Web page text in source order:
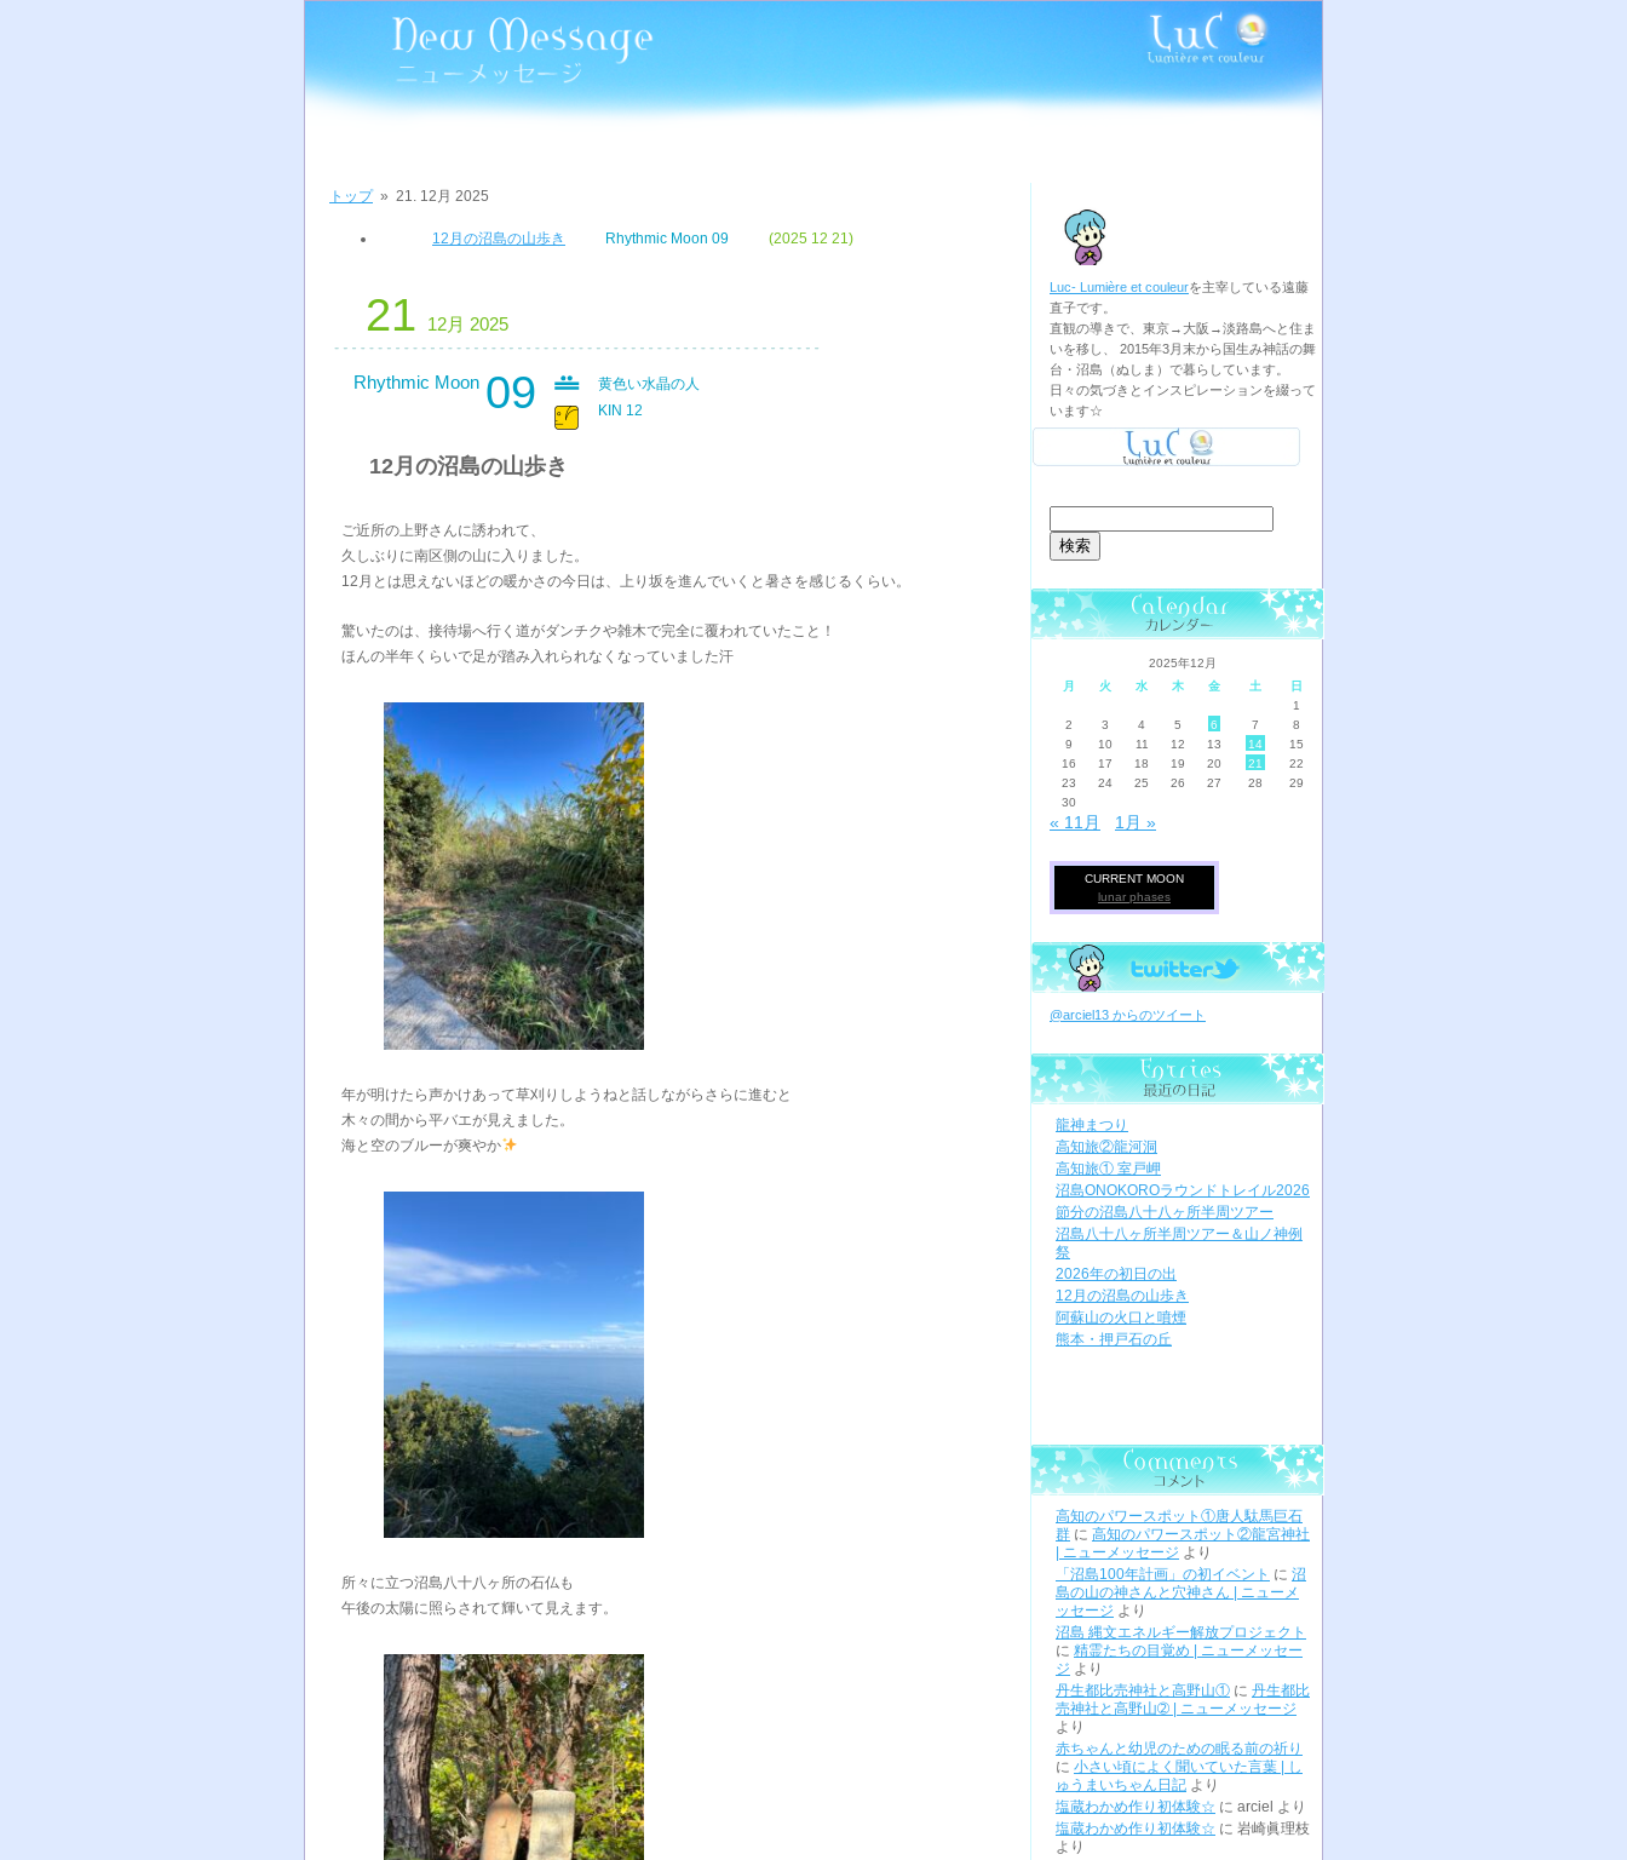
トップ» 21. 12月 2025
12月の沼島の山歩き Rhythmic Moon 09 (2025 12 21)
21 12月 2025
Rhythmic Moon 09
黄色い水晶の人
KIN 12
12月の沼島の山歩き
ご近所の上野さんに誘われて、
久しぶりに南区側の山に入りました。
12月とは思えないほどの暖かさの今日は、上り坂を進んでいくと暑さを感じるくらい。
驚いたのは、接待場へ行く道がダンチクや雑木で完全に覆われていたこと！
ほんの半年くらいで足が踏み入れられなくなっていました汗
年が明けたら声かけあって草刈りしようねと話しながらさらに進むと
木々の間から平バエが見えました。
海と空のブルーが爽やか
所々に立つ沼島八十八ヶ所の石仏も
午後の太陽に照らされて輝いて見えます。
Luc- Lumière et couleurを主宰している遠藤
直子です。
直観の導きで、東京→大阪→淡路島へと住ま
いを移し、 2015年3月末から国生み神話の舞
台・沼島（ぬしま）で暮らしています。
日々の気づきとインスピレーションを綴って
います☆
索:
2025年12月
月
火 水 木 金 土
日
1
2
3 4 5 6 7
8
9
10 11 12 13 14
15
16
17 18 19 20 21
22
23
24 25 26 27 28
29
30
« 11月 1月 »
CURRENT MOON
lunar phases
@arciel13 からのツイート
龍神まつり
高知旅②龍河洞
高知旅① 室戸岬
沼島ONOKOROラウンドトレイル2026
節分の沼島八十八ヶ所半周ツアー
沼島八十八ヶ所半周ツアー＆山ノ神例
祭
2026年の初日の出
12月の沼島の山歩き
阿蘇山の火口と噴煙
熊本・押戸石の丘
高知のパワースポット①唐人駄馬巨石
群 に 高知のパワースポット②龍宮神社
| ニューメッセージ より
「沼島100年計画」の初イベント に 沼
島の山の神さんと穴神さん | ニューメ
ッセージ より
沼島 縄文エネルギー解放プロジェクト
に 精霊たちの目覚め | ニューメッセー
ジ より
丹生都比売神社と高野山① に 丹生都比
売神社と高野山➁ | ニューメッセージ
より
赤ちゃんと幼児のための眠る前の祈り
に 小さい頃によく聞いていた言葉 | し
ゅうまいちゃん日記 より
塩蔵わかめ作り初体験☆ に arciel
より
塩蔵わかめ作り初体験☆ に 岩崎眞理枝
より